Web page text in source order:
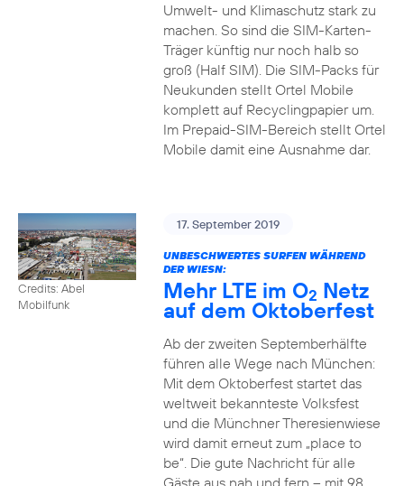
Umwelt- und Klimaschutz stark zu
machen. So sind die SIM-Karten-
Träger künftig nur noch halb so
groß (Half SIM). Die SIM-Packs für
Neukunden stellt Ortel Mobile
komplett auf Recyclingpapier um.
Im Prepaid-SIM-Bereich stellt Ortel
Mobile damit eine Ausnahme dar.
Credits: Abel
Mobilfunk
17. September 2019
UNBESCHWERTES SURFEN WÄHREND
DER WIESN:
Mehr LTE im O2 Netz
auf dem Oktoberfest
Ab der zweiten Septemberhälfte
führen alle Wege nach München:
Mit dem Oktoberfest startet das
weltweit bekannteste Volksfest
und die Münchner Theresienwiese
wird damit erneut zum „place to
be“. Die gute Nachricht für alle
Gäste aus nah und fern – mit 98